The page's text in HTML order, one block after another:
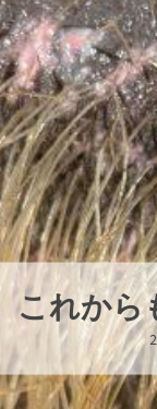
ハロー